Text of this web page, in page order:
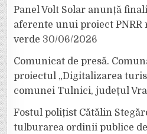
Panel Volt Solar anunță
aferente unui proiect
verde 30/06/2026
Comunicat de presă.
proiectul „Digitalizarea
comunei Tulnici, județul
Fostul polițist Cătălin
tulburarea ordinii publice